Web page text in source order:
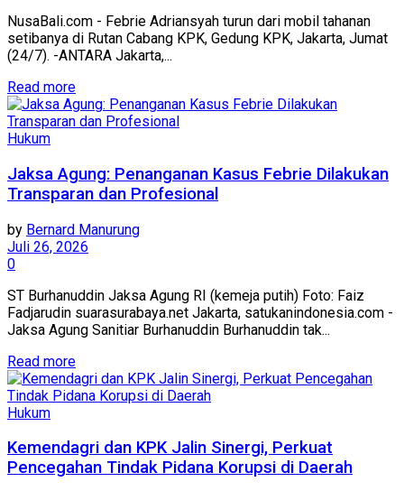
NusaBali.com - Febrie Adriansyah turun dari mobil tahanan
setibanya di Rutan Cabang KPK, Gedung KPK, Jakarta, Jumat
(24/7). -ANTARA Jakarta,...
Read more
Hukum
Jaksa Agung: Penanganan Kasus Febrie Dilakukan
Transparan dan Profesional
by Bernard Manurung
Juli 26, 2026
0
ST Burhanuddin Jaksa Agung RI (kemeja putih) Foto: Faiz
Fadjarudin suarasurabaya.net Jakarta, satukanindonesia.com -
Jaksa Agung Sanitiar Burhanuddin Burhanuddin tak...
Read more
Hukum
Kemendagri dan KPK Jalin Sinergi, Perkuat
Pencegahan Tindak Pidana Korupsi di Daerah